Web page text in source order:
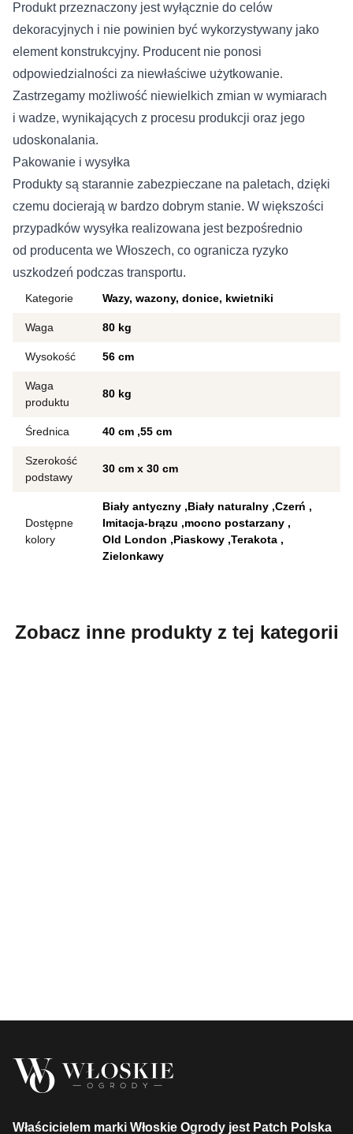
Produkt przeznaczony jest wyłącznie do celów
dekoracyjnych i nie powinien być wykorzystywany jako
element konstrukcyjny. Producent nie ponosi
odpowiedzialności za niewłaściwe użytkowanie.
Zastrzegamy możliwość niewielkich zmian w wymiarach
i wadze, wynikających z procesu produkcji oraz jego
udoskonalania.
Pakowanie i wysyłka
Produkty są starannie zabezpieczane na paletach, dzięki
czemu docierają w bardzo dobrym stanie. W większości
przypadków wysyłka realizowana jest bezpośrednio
od producenta we Włoszech, co ogranicza ryzyko
uszkodzeń podczas transportu.
Kategorie Wazy, wazony, donice, kwietniki
Waga 80 kg
Wysokość 56 cm
Waga
produktu
80 kg
Średnica 40 cm 55 cm
Szerokość
podstawy
30 cm x 30 cm
Dostępne
kolory
Biały antyczny Biały naturalny Czerń
Imitacja-brązu
mocno postarzany
Old London
Piaskowy Terakota
Zielonkawy
Zobacz inne produkty z tej kategorii
Właścicielem marki Włoskie Ogrody jest Patch Polska